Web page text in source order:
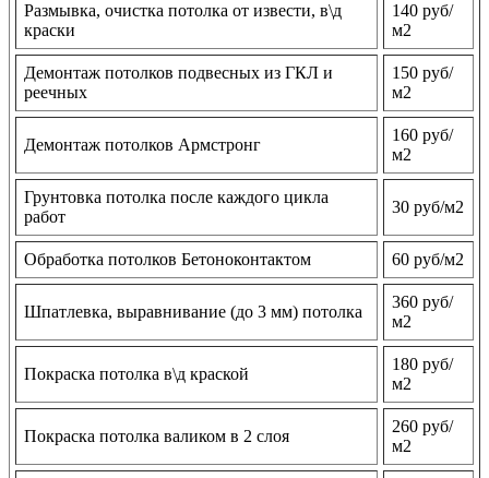
Размывка, очистка потолка от извести, в\д
краски
140 руб/
м2
Демонтаж потолков подвесных из ГКЛ и
реечных
150 руб/
м2
Демонтаж потолков Армстронг
160 руб/
м2
Грунтовка потолка после каждого цикла
работ
30 руб/м2
Обработка потолков Бетоноконтактом 60 руб/м2
Шпатлевка, выравнивание (до 3 мм) потолка
360 руб/
м2
Покраска потолка в\д краской
180 руб/
м2
Покраска потолка валиком в 2 слоя
260 руб/
м2